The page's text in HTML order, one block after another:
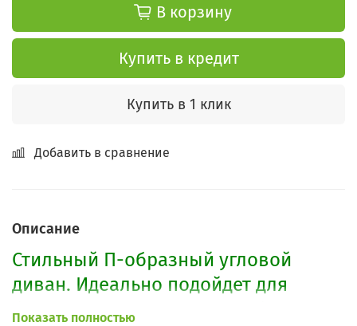
В корзину
Купить в кредит
Купить в 1 клик
Добавить в сравнение
Описание
Стильный П-образный угловой
диван. Идеально подойдет для
больших залов. Имеются 3 больших
Показать полностью